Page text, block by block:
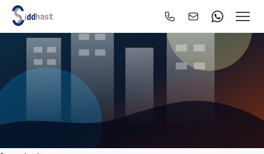
Search site via Google Search